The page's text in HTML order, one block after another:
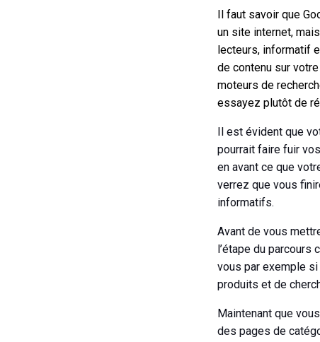
Il faut savoir que
un site internet,
lecteurs, informatif
de contenu sur
moteurs de
essayez plutôt de
Il est évident que
pourrait faire fuir
en avant ce que
verrez que vous
informatifs.
Avant de vous
l’étape du
vous par exemple
produits et de
Maintenant que
des pages de